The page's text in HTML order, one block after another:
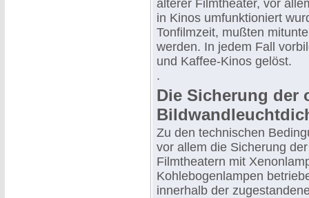
älterer Filmtheater, vor
in Kinos umfunktioniert
Tonfilmzeit, mußten
werden. In jedem Fall
und Kaffee-Kinos gelöst.
.
Die Sicherung der
Zu den technischen
vor allem die Sicherung
Filmtheatern mit
Kohlebogenlampen
innerhalb der